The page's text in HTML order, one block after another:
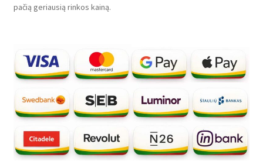
pačią geriausią rinkos kainą.